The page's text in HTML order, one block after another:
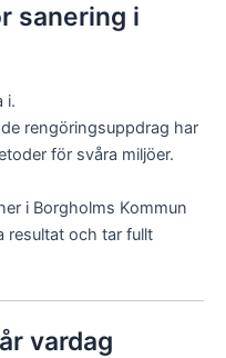
sanering i
i.
rengöringsuppdrag har
för svåra miljöer.
i Borgholms Kommun
resultat och tar fullt
vardag